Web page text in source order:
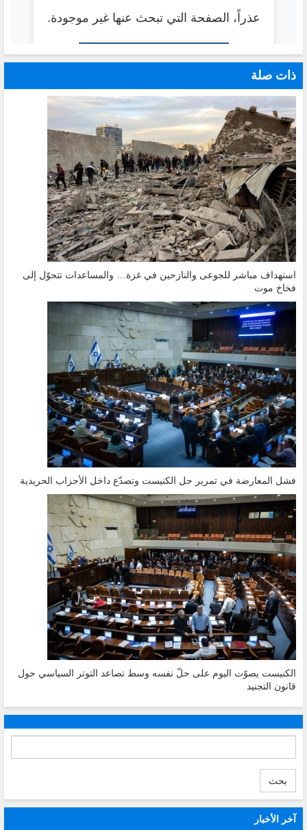
ذات صلة
استهداف مباشر للجوعى والنازحين في غزة… والمساعدات تتحوّل إلى
فخاخ موت
فشل المعارضة في تمرير حل الكنيست وتصدّع داخل الأحزاب الحريدية
الكنيست يصوّت اليوم على حلّ نفسه وسط تصاعد التوتر السياسي حول
قانون التجنيد
بحث
آخر الأخبار